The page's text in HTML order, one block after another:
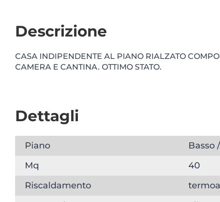
Descrizione
CASA INDIPENDENTE AL PIANO RIALZATO
CAMERA E CANTINA. OTTIMO STATO.
Dettagli
Piano
Basso
Mq
40
Riscaldamento